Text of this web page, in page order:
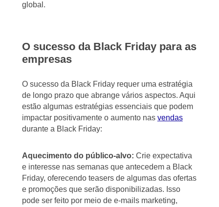
global.
O sucesso da Black Friday para as
empresas
O sucesso da Black Friday requer uma estratégia
de longo prazo que abrange vários aspectos. Aqui
estão algumas estratégias essenciais que podem
impactar positivamente o aumento nas vendas
durante a Black Friday:
Aquecimento do público-alvo: Crie expectativa
e interesse nas semanas que antecedem a Black
Friday, oferecendo teasers de algumas das ofertas
e promoções que serão disponibilizadas. Isso
pode ser feito por meio de e-mails marketing,